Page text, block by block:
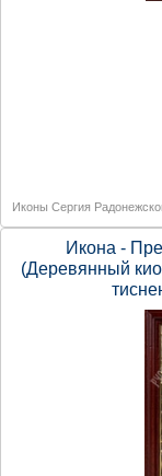
Иконы Сергия
Икона -
(Деревянный